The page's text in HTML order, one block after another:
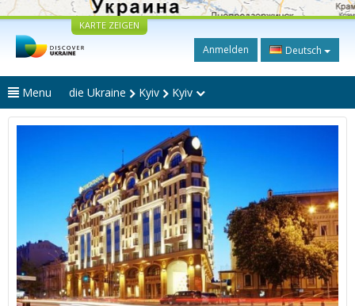
KARTE ZEIGEN
Anmelden Deutsch
Menu die Ukraine Kyiv Kyiv